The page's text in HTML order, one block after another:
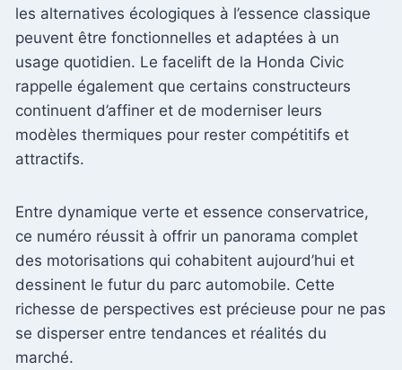
les alternatives écologiques à l’essence classique
peuvent être fonctionnelles et adaptées à un
usage quotidien. Le facelift de la Honda Civic
rappelle également que certains constructeurs
continuent d’affiner et de moderniser leurs
modèles thermiques pour rester compétitifs et
attractifs.
Entre dynamique verte et essence conservatrice,
ce numéro réussit à offrir un panorama complet
des motorisations qui cohabitent aujourd’hui et
dessinent le futur du parc automobile. Cette
richesse de perspectives est précieuse pour ne pas
se disperser entre tendances et réalités du
marché.